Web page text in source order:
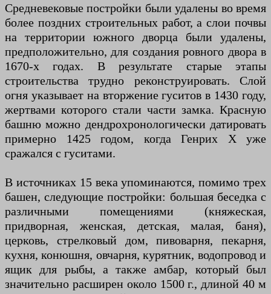
Средневековые постройки были удалены во время
более поздних строительных работ, а слои почвы
на территории южного дворца были удалены,
предположительно, для создания ровного двора в
1670-х годах. В результате старые этапы
строительства трудно реконструировать. Слой
огня указывает на вторжение гуситов в 1430 году,
жертвами которого стали части замка. Красную
башню можно дендрохронологически датировать
примерно 1425 годом, когда Генрих X уже
сражался с гуситами.
В источниках 15 века упоминаются, помимо трех
башен, следующие постройки: большая беседка с
различными помещениями (княжеская,
придворная, женская, детская, малая, баня),
церковь, стрелковый дом, пивоварня, пекарня,
кухня, конюшня, овчарня, курятник, водопровод и
ящик для рыбы, а также амбар, который был
значительно расширен около 1500 г., длиной 40 м